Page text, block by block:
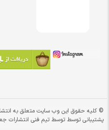
© کلیه حقوق این وب سایت متعلق به
پشتیبانی توسط توسط تیم فنی انتشارات